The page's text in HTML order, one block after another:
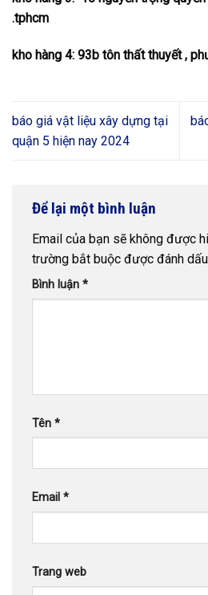
.tphcm
kho hàng 4: 93b tôn thất thuyết ,
báo giá vật liệu xây dựng tại
quận 5 hiện nay 2024
Để lại một bình luận
Email của bạn sẽ không được
trường bắt buộc được đánh dấu
Bình luận *
Tên *
Email *
Trang web